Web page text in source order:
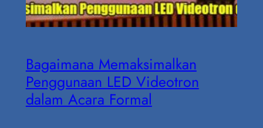
Bagaimana Memaksimalkan
Penggunaan LED Videotron
dalam Acara Formal